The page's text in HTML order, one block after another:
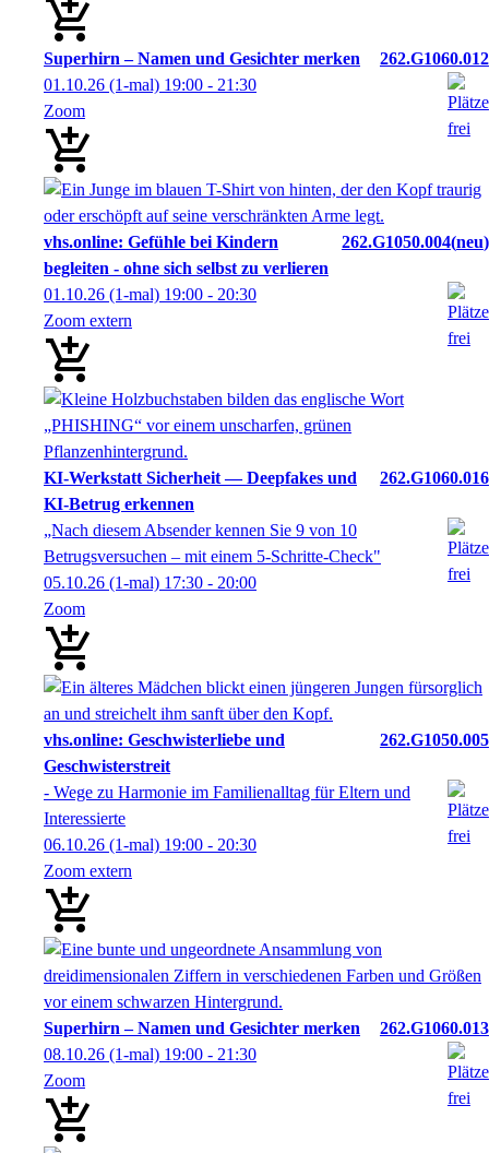
Superhirn – Namen und Gesichter merken
262.G1060.012
01.10.26 (1-mal) 19:00 - 21:30
Zoom
vhs.online: Gefühle bei Kindern
begleiten - ohne sich selbst zu verlieren
262.G1050.004 neu
01.10.26 (1-mal) 19:00 - 20:30
Zoom extern
KI-Werkstatt Sicherheit — Deepfakes und
KI-Betrug erkennen
262.G1060.016
„Nach diesem Absender kennen Sie 9 von 10
Betrugsversuchen – mit einem 5-Schritte-Check"
05.10.26 (1-mal) 17:30 - 20:00
Zoom
vhs.online: Geschwisterliebe und
Geschwisterstreit
262.G1050.005
- Wege zu Harmonie im Familienalltag für Eltern und
Interessierte
06.10.26 (1-mal) 19:00 - 20:30
Zoom extern
Superhirn – Namen und Gesichter merken
262.G1060.013
08.10.26 (1-mal) 19:00 - 21:30
Zoom